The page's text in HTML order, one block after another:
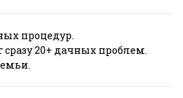
процедур.
сразу 20+ дачных проблем.